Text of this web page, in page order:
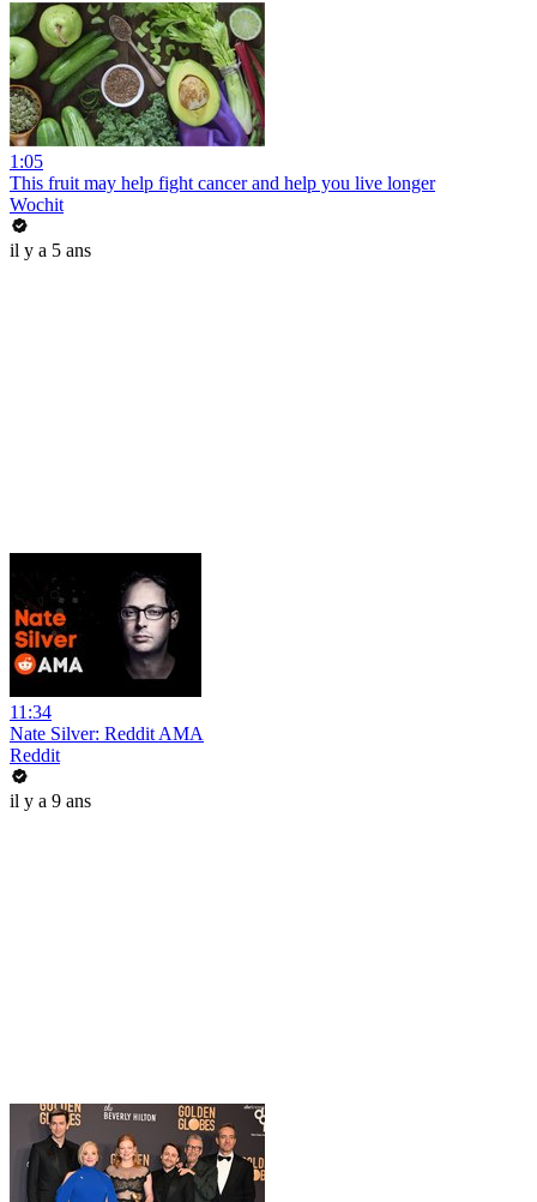
1:05
This fruit may help fight cancer and help you live longer
Wochit
il y a 5 ans
11:34
Nate Silver: Reddit AMA
Reddit
il y a 9 ans